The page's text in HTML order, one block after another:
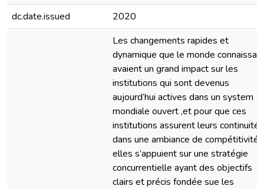
dc.date.issued
2020
Les changements rapides et
dynamique que le monde connaissait
avaient un grand impact sur les
institutions qui sont devenus
aujourd’hui actives dans un system
mondiale ouvert ,et pour que ces
institutions assurent leurs continuité
dans une ambiance de compétitivité,
elles s’appuient sur une stratégie
concurrentielle ayant des objectifs
clairs et précis fondée sue les